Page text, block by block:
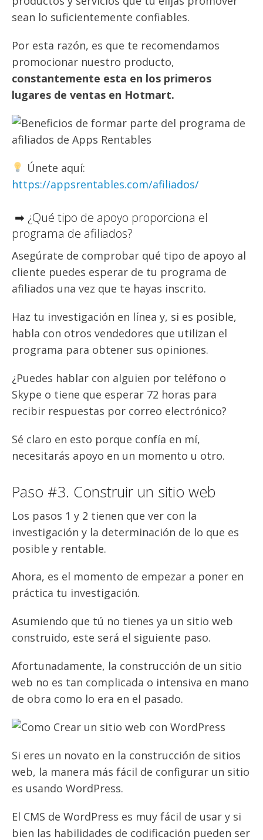
sean lo suficientemente confiables.
Por esta razón, es que te recomendamos
promocionar nuestro producto,
constantemente esta en los primeros
lugares de ventas en Hotmart.
Únete aquí:
https://appsrentables.com/afiliados/
➡ ¿Qué tipo de apoyo proporciona el
programa de afiliados?
Asegúrate de comprobar qué tipo de apoyo al
cliente puedes esperar de tu programa de
afiliados una vez que te hayas inscrito.
Haz tu investigación en línea y, si es posible,
habla con otros vendedores que utilizan el
programa para obtener sus opiniones.
¿Puedes hablar con alguien por teléfono o
Skype o tiene que esperar 72 horas para
recibir respuestas por correo electrónico?
Sé claro en esto porque confía en mí,
necesitarás apoyo en un momento u otro.
Paso #3. Construir un sitio web
Los pasos 1 y 2 tienen que ver con la
investigación y la determinación de lo que es
posible y rentable.
Ahora, es el momento de empezar a poner en
práctica tu investigación.
Asumiendo que tú no tienes ya un sitio web
construido, este será el siguiente paso.
Afortunadamente, la construcción de un sitio
web no es tan complicada o intensiva en mano
de obra como lo era en el pasado.
Si eres un novato en la construcción de sitios
web, la manera más fácil de configurar un sitio
es usando WordPress.
El CMS de WordPress es muy fácil de usar y si
bien las habilidades de codificación pueden ser